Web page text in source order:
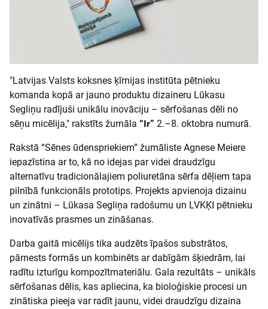
"Latvijas Valsts koksnes ķīmijas institūta pētnieku
komanda kopā ar jauno produktu dizaineru Lūkasu
Segliņu radījuši unikālu inovāciju – sērfošanas dēli no
sēņu micēlija," rakstīts žurnāla “Ir” 2.–8. oktobra numurā.
Rakstā “Sēnes ūdenspriekiem” žurnāliste Agnese Meiere
iepazīstina ar to, kā no idejas par videi draudzīgu
alternatīvu tradicionālajiem poliuretāna sērfa dēļiem tapa
pilnībā funkcionāls prototips. Projekts apvienoja dizainu
un zinātni – Lūkasa Segliņa radošumu un LVKĶI pētnieku
inovatīvās prasmes un zināšanas.
Darba gaitā micēlijs tika audzēts īpašos substrātos,
pārnests formās un kombinēts ar dabīgām šķiedrām, lai
radītu izturīgu kompozītmateriālu. Gala rezultāts – unikāls
sērfošanas dēlis, kas apliecina, ka bioloģiskie procesi un
zinātiska pieeja var radīt jaunu, videi draudzīgu dizaina